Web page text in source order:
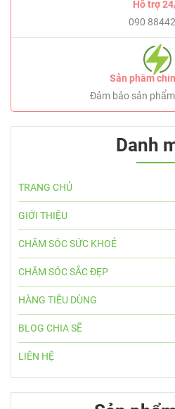
Hỗ trợ
090
Sản phẩm
Đảm bảo sản
Danh
TRANG CHỦ
GIỚI THIỆU
CHĂM SÓC SỨC KHOẺ
CHĂM SÓC SẮC ĐẸP
HÀNG TIÊU DÙNG
BLOG CHIA SẼ
LIÊN HỆ